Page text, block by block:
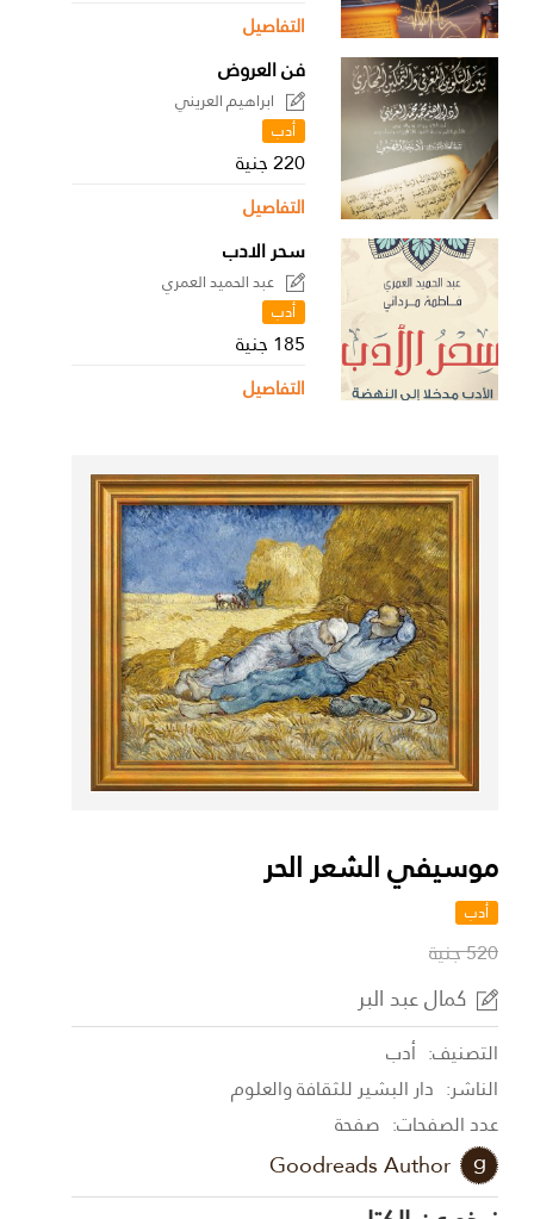
التفاصيل
فن العروض
ابراهيم العريني
أدب
220 جنية
التفاصيل
سحر الادب
عبد الحميد العمري
أدب
185 جنية
التفاصيل
موسيفي الشعر الحر
أدب
520 جنية
كمال عبد البر
التصنيف: أدب
الناشر: دار البشير للثقافة والعلوم
عدد الصفحات: صفحة
Goodreads Author